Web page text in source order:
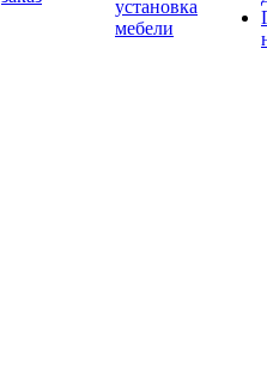
установка
мебели